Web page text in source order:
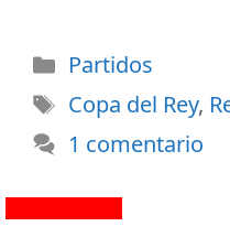
Partidos
Copa del Rey,
1 comentario